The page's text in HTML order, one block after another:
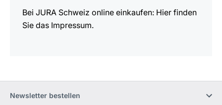
Bei JURA Schweiz online einkaufen: Hier finden
Sie das Impressum.
Newsletter bestellen